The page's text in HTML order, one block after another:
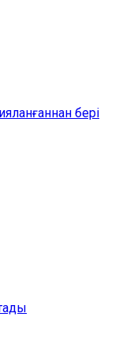
бері